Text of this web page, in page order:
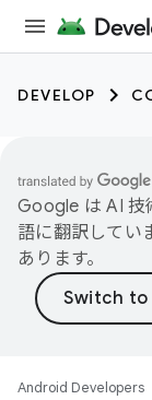
DEVELOP
Google は AI 技
語に翻訳してい
あります。
Android Developers